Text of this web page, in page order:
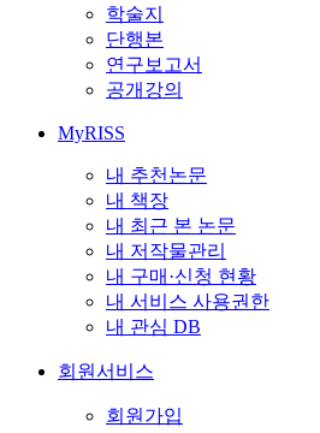
학술지
단행본
연구보고서
공개강의
MyRISS
내 추천논문
내 책장
내 최근 본 논문
내 저작물관리
내 구매·신청 현황
내 서비스 사용권한
내 관심 DB
회원서비스
회원가입